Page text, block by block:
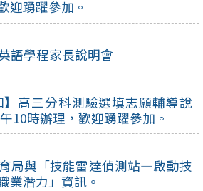
迎踴躍參加。
語學程家長說明會
】高三分科測驗選填志願輔導說
10時辦理，歡迎踴躍參加。
局與「技能雷達偵測站—啟動技
業潛力」資訊。